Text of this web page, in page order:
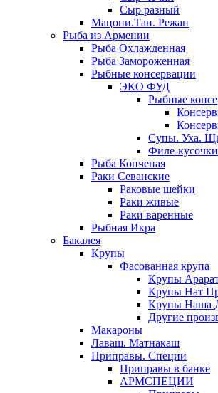
Сыр разный
Мацони.Тан. Режан
Рыба из Армении
Рыба Охлажденная
Рыба Замороженная
Рыбные консервации
ЭКО ФУД
Рыбные
Супы. Уха.
Филе-
Рыба Копченая
Раки Севанские
Раковые шейки
Раки живые
Раки варенные
Рыбная Икра
Бакалея
Крупы
Фасованная крупа
Крупы
Крупы Нат
Крупы Наша
Другие
Макароны
Лаваш. Матнакаш
Приправы. Специи
Приправы в банке
АРМСПЕЦИИ